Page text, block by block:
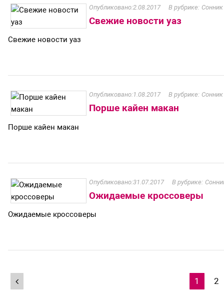
2.08.2017 Сонник
Свежие новости уаз
Свежие новости уаз
1.08.2017 Сонник
Порше кайен макан
Порше кайен макан
31.07.2017
Ожидаемые кроссоверы
Ожидаемые кроссоверы
Навигация
1 2